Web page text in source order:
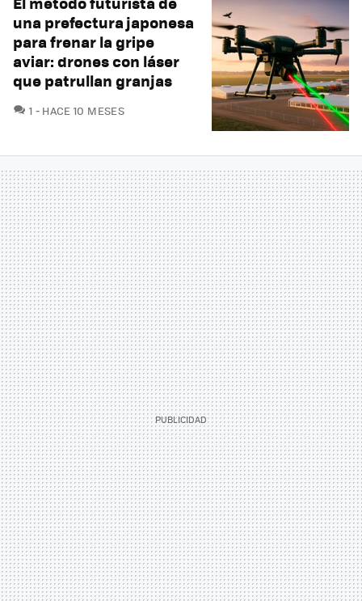
una prefectura japonesa
para frenar la gripe
aviar: drones con láser
que patrullan granjas
1 COMENTARIOS
HACE 10 MESES